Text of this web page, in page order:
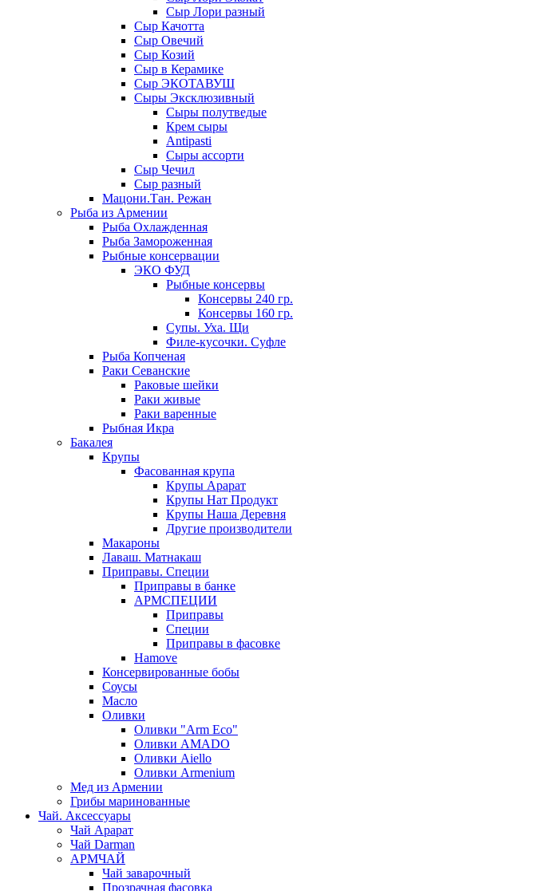
Сыр Лори разный
Сыр Качотта
Сыр Овечий
Сыр Козий
Сыр в Керамике
Сыр ЭКОТАВУШ
Сыры Эксклюзивный
Сыры полутведые
Крем сыры
Antipasti
Сыры ассорти
Сыр Чечил
Сыр разный
Мацони.Тан. Режан
Рыба из Армении
Рыба Охлажденная
Рыба Замороженная
Рыбные консервации
ЭКО ФУД
Рыбные консервы
Консервы 240 гр.
Консервы 160 гр.
Супы. Уха. Щи
Филе-кусочки. Суфле
Рыба Копченая
Раки Севанские
Раковые шейки
Раки живые
Раки варенные
Рыбная Икра
Бакалея
Крупы
Фасованная крупа
Крупы Арарат
Крупы Нат Продукт
Крупы Наша Деревня
Другие производители
Макароны
Лаваш. Матнакаш
Приправы. Специи
Приправы в банке
АРМСПЕЦИИ
Приправы
Специи
Приправы в фасовке
Hamove
Консервированные бобы
Соусы
Масло
Оливки
Оливки "Arm Eco"
Оливки AMADO
Оливки Aiello
Оливки Armenium
Мед из Армении
Грибы маринованные
Чай. Аксессуары
Чай Арарат
Чай Darman
АРМЧАЙ
Чай заварочный
Прозрачная фасовка